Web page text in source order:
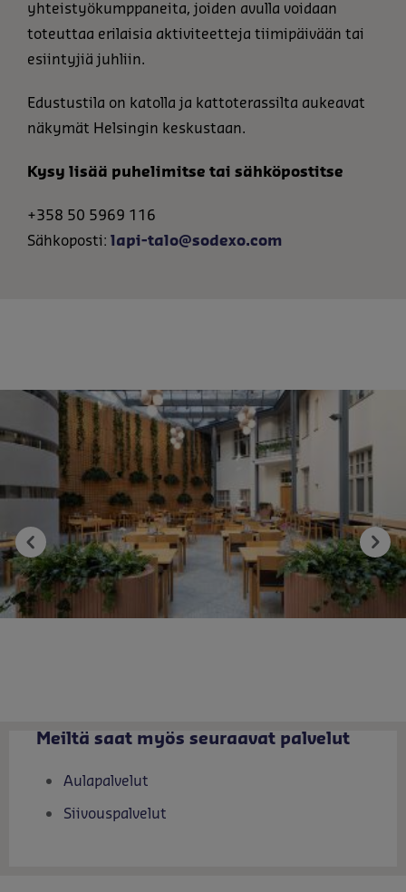
yhteistyökumppaneita, joiden avulla voidaan
toteuttaa erilaisia aktiviteetteja tiimipäivään tai
esiintyjiä juhliin.
Edustustila on katolla ja kattoterassilta aukeavat
näkymät Helsingin keskustaan.
Kysy lisää puhelimitse tai sähköpostitse
+358 50 5969 116
Sähkoposti: lapi-talo@sodexo.com
Meiltä saat myös seuraavat palvelut
Aulapalvelut
Siivouspalvelut